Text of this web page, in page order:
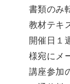
書類のみ
教材テキ
開催日１
様宛にメ
講座参加